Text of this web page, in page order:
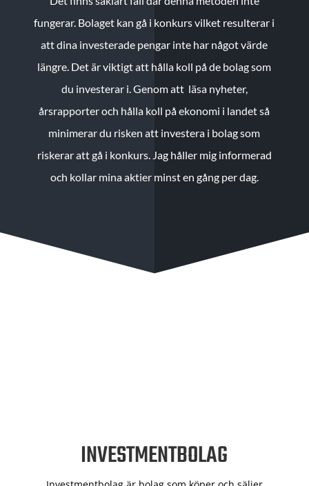
fungerar. Bolaget kan gå i konkurs vilket resulterar i
att dina investerade pengar inte har något värde
längre. Det är viktigt att hålla koll på de bolag som
du investerar i. Genom att läsa nyheter,
årsrapporter och hålla koll på ekonomi i landet så
minimerar du risken att investera i bolag som
riskerar att gå i konkurs. Jag håller mig informerad
och kollar mina aktier minst en gång per dag.
INVESTMENTBOLAG